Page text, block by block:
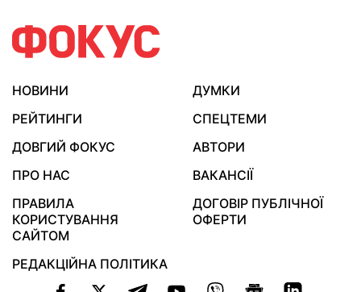
НОВИНИ
ДУМКИ
РЕЙТИНГИ
СПЕЦТЕМИ
ДОВГИЙ ФОКУС
АВТОРИ
ПРО НАС
ВАКАНСІЇ
ПРАВИЛА
КОРИСТУВАННЯ
САЙТОМ
ДОГОВІР ПУБЛІЧНОЇ
ОФЕРТИ
РЕДАКЦІЙНА ПОЛІТИКА